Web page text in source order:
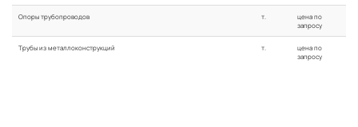
Опоры трубопроводов т.
цена по
запросу
Трубы из металлоконструкций т.
цена по
запросу